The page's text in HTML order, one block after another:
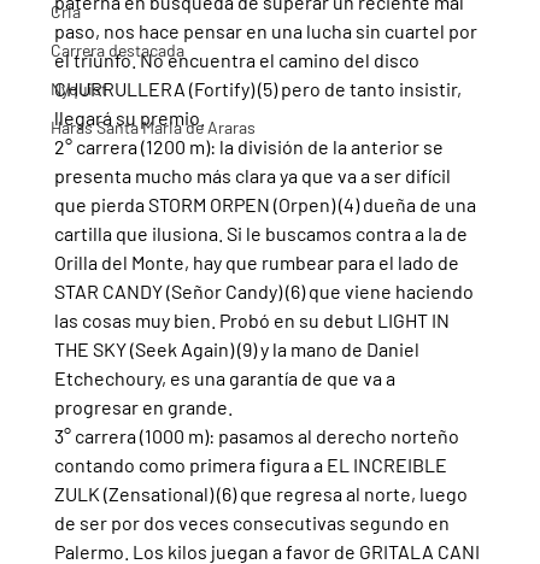
Cria
Carrera destacada
Nyquist
Haras Santa Maria de Araras
paso, nos hace pensar en una lucha sin cuartel por
el triunfo. No encuentra el camino del disco
CHURRULLERA (Fortify) (5) pero de tanto insistir,
llegará su premio.
2° carrera (1200 m): la división de la anterior se
presenta mucho más clara ya que va a ser difícil
que pierda STORM ORPEN (Orpen) (4) dueña de una
cartilla que ilusiona. Si le buscamos contra a la de
Orilla del Monte, hay que rumbear para el lado de
STAR CANDY (Señor Candy) (6) que viene haciendo
las cosas muy bien. Probó en su debut LIGHT IN
THE SKY (Seek Again) (9) y la mano de Daniel
Etchechoury, es una garantía de que va a
progresar en grande.
3° carrera (1000 m): pasamos al derecho norteño
contando como primera figura a EL INCREIBLE
ZULK (Zensational) (6) que regresa al norte, luego
de ser por dos veces consecutivas segundo en
Palermo. Los kilos juegan a favor de GRITALA CANI